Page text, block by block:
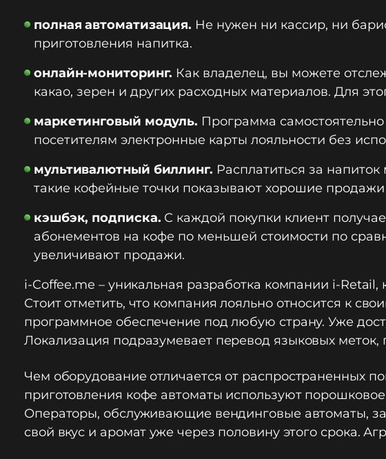
полная автоматизация. Не нужен ни кассир, ни
приготовления напитка.
онлайн-мониторинг. Как владелец, вы можете
какао, зерен и других расходных материалов. Для
маркетинговый модуль. Программа
посетителям электронные карты лояльности без
мультивалютный биллинг. Расплатиться за
такие кофейные точки показывают хорошие продажи
кэшбэк, подписка. С каждой покупки клиент
абонементов на кофе по меньшей стоимости по
увеличивают продажи.
i-Coffee.me – уникальная разработка компании i-
Стоит отметить, что компания лояльно относится к
программное обеспечение под любую страну. Уже
Локализация подразумевает перевод языковых
Чем оборудование отличается от распространенных
приготовления кофе автоматы используют порошковое
Операторы, обслуживающие вендинговые автоматы,
свой вкус и аромат уже через половину этого срока.